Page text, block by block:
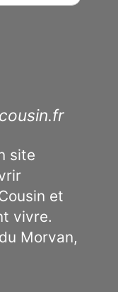
site
et
vivre.
Morvan,